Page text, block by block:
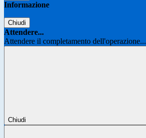
Informazione
Chiudi
Attendere...
Attendere il completamento dell'operazione...
Chiudi